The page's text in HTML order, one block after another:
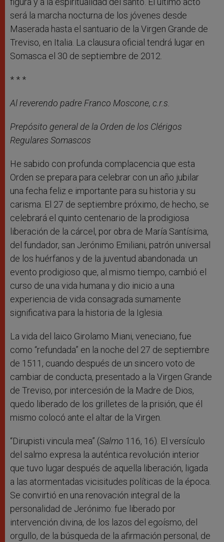
será la marcha nocturna de los jóvenes desde
Maserada hasta el santuario de la Virgen Grande de
Treviso, en Italia. La clausura oficial tendrá lugar en
Somasca el 30 de septiembre de 2012.
* * *
Al reverendo padre Franco Moscone, c.r.s.
Prepósito general de la Orden de los Clérigos
Regulares Somascos
He sabido con profunda complacencia que esta
Orden se prepara para celebrar con un año jubilar
una fecha feliz e importante para su historia y su
carisma. El 27 de septiembre próximo, de hecho, se
celebrará el quinto centenario de la prodigiosa
liberación de la cárcel, por obra de María Santísima,
del fundador, san Jerónimo Emiliani, patrón universal
de los huérfanos y de la juventud abandonada: un
evento prodigioso que, al mismo tiempo, cambió el
curso de una vida humana y dio inicio a una
experiencia de vida consagrada sumamente
significativa para la historia de la Iglesia.
La vida del laico Girolamo Miani, veneciano, fue
como “refundada” en la noche del 27 de septiembre
de 1511, cuando después de un sincero voto de
cambiar de conducta, presentado a la Virgen Grande
de Treviso, por intercesión de la Madre de Dios,
quedo liberado de los grilletes de la prisión, que él
mismo colocó ante el altar de la Virgen.
“Dirupisti vincula mea” (Salmo 116, 16). El versículo
del salmo expresa la auténtica revolución interior
que tuvo lugar después de aquella liberación, ligada
a las atormentadas vicisitudes políticas de la época.
Se convirtió en una renovación integral de la
personalidad de Jerónimo: fue liberado por
intervención divina, de los lazos del egoísmo, del
orgullo, de la búsqueda de la afirmación personal, de